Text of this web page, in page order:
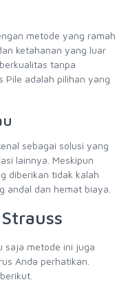
metode yang ramah
ketahanan yang luar
tanpa
Pile adalah pilihan yang
sebagai solusi yang
lainnya. Meskipun
diberikan tidak kalah
andal dan hemat biaya.
saja metode ini juga
Anda perhatikan.